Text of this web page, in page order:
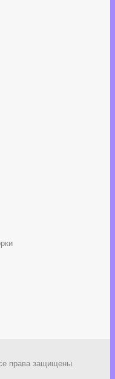
права защищены.